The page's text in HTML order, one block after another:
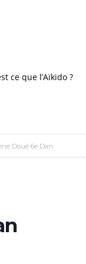
ce que l’Aïkido ?
Doué 6e Dan